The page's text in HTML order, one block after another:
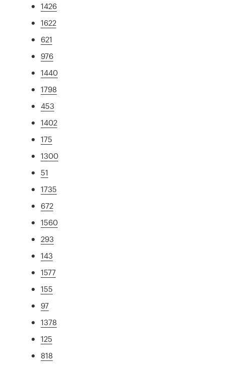
1426
1622
621
976
1440
1798
453
1402
175
1300
51
1735
672
1560
293
143
1577
155
97
1378
125
818